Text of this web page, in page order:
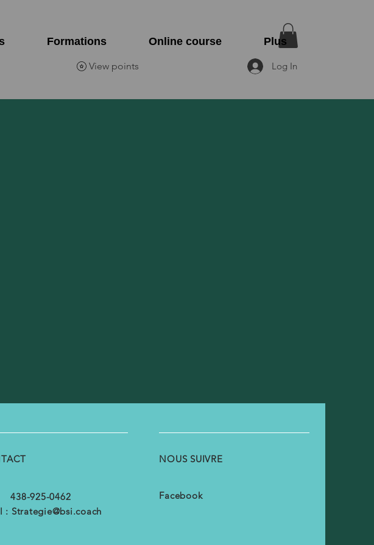
Log In
View points
Formations Online course Plus
925-0462
: Strategie@bsi.coach
NOUS SUIVRE
Facebook